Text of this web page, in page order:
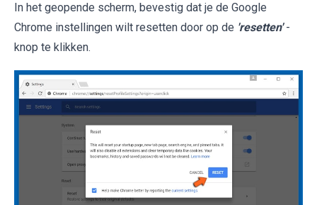
In het geopende scherm, bevestig dat je de Google
Chrome instellingen wilt resetten door op de 'resetten' -
knop te klikken.